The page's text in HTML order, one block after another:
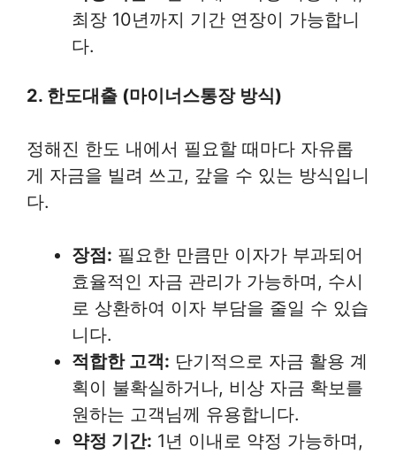
최장 10년까지 기간 연장이 가능합니
다.
2. 한도대출 (마이너스통장 방식)
정해진 한도 내에서 필요할 때마다 자유롭
게 자금을 빌려 쓰고, 갚을 수 있는 방식입니
다.
장점: 필요한 만큼만 이자가 부과되어
효율적인 자금 관리가 가능하며, 수시
로 상환하여 이자 부담을 줄일 수 있습
니다.
적합한 고객: 단기적으로 자금 활용 계
획이 불확실하거나, 비상 자금 확보를
원하는 고객님께 유용합니다.
약정 기간: 1년 이내로 약정 가능하며,